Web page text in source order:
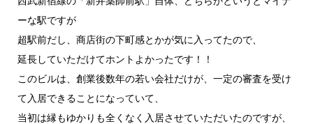
ーな駅ですが
超駅前だし、商店街の下町感とかが気に入ってたので、
延長していただけてホントよかったです！！
このビルは、創業後数年の若い会社だけが、一定の審査を受け
て入居できることになっていて、
当初は縁もゆかりも全くなく入居させていただいたのですが、